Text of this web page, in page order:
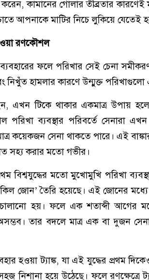
কামানের গোলার তীব্রতার
আপনাকে মাটির নিচে লুকিয়ে যেতেই
রণকৌশল
ফলে পরিখার সেই চেনা
নিখুঁত হামলার কারণে উন্মুক্ত
এখন টিকে থাকার একমাত্র
পরিখা ব্যবস্থার পরিবর্তে সেনারা
মাত্র কয়েকজন সেনা থাকতে পারে। এই
সহ্য করার মতো গভীর।
বিশ্বযুদ্ধের মতো মুখোমুখি পরিখা
জোন’ তৈরি হয়েছে। এই জোনের
হয়। ফলে এক শতাব্দী আগের
তার বদলে মাত্র এক বা দুজন
হওয়া ট্যাঙ্ক, যা এই যুদ্ধের প্রথম
নিশানা হয়ে উঠেছে। ফলে রণক্ষেত্রে